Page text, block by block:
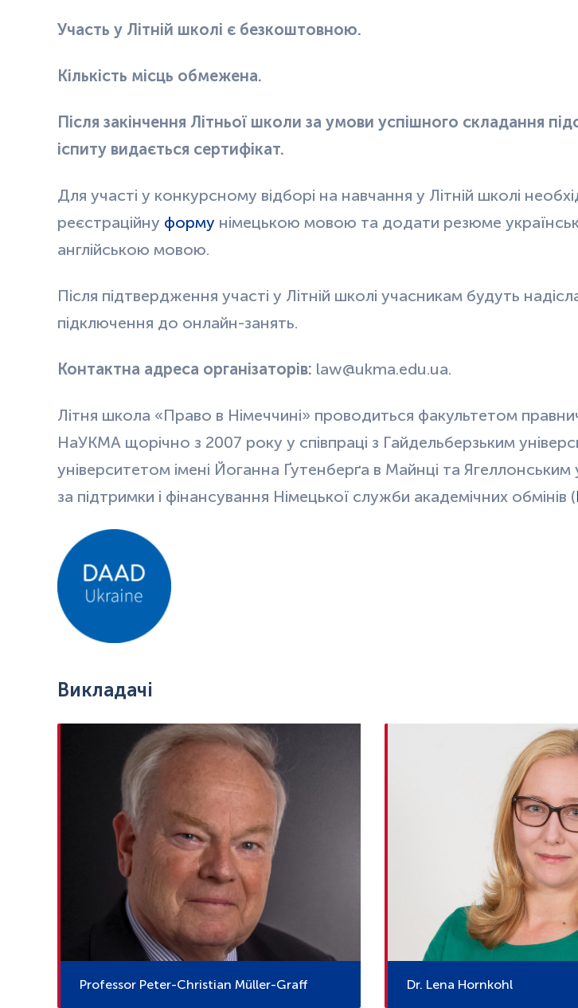
Участь у Літній школі є безкоштовною.
Кількість місць обмежена.
Після закінчення Літньої школи за умови успішного складання
іспиту видається сертифікат.
Для участі у конкурсному відборі на навчання у Літній школі
реєстраційну форму німецькою мовою та додати резюме
англійською мовою.
Після підтвердження участі у Літній школі учасникам будуть
підключення до онлайн-занять.
Контактна адреса організаторів: law@ukma.edu.ua.
Літня школа «Право в Німеччині» проводиться факультетом
НаУКМА щорічно з 2007 року у співпраці з Гайдельберзьким
університетом імені Йоганна Ґутенберґа в Майнці та Ягеллонським
за підтримки і фінансування Німецької служби академічних обмінів (
Викладачі
Professor Peter-Christian Müller-Graff Dr. Lena Hornkohl